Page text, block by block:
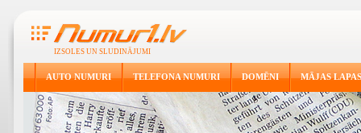
IZSOLES UN SLUDINĀJUMI
AUTO NUMURI TELEFONA NUMURI DOMĒNI MĀJAS LAPAS